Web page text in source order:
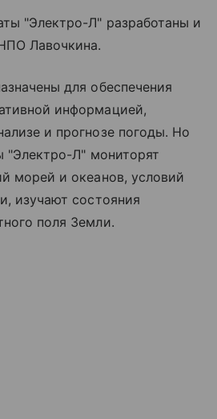
"Электро-Л" разработаны и
Лавочкина.
для обеспечения
информацией,
и прогнозе погоды. Но
"Электро-Л" мониторят
морей и океанов, условий
изучают состояния
поля Земли.